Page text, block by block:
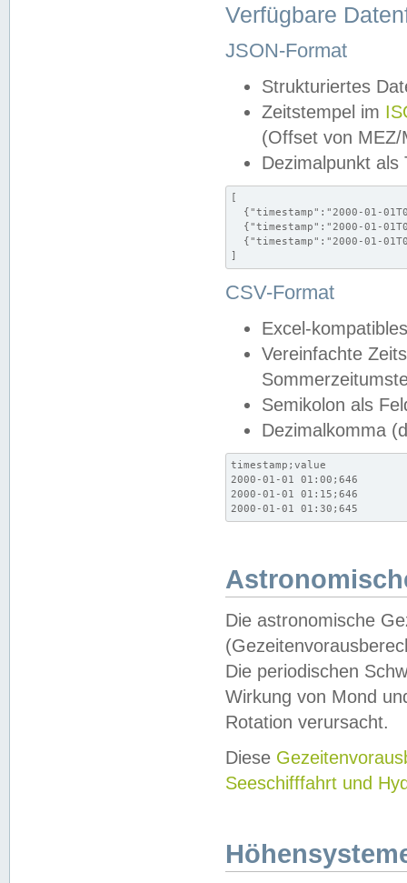
Verfügbare
JSON-Format
Strukturiertes
Zeitstempel im
(Offset von MEZ/
Dezimalpunkt als
[
{"timestamp":"2000-01-
{"timestamp":"2000-01-
{"timestamp":"2000-01-
]
CSV-Format
Excel-
Vereinfachte
Semikolon als
Dezimalkomma
timestamp;value
2000-01-01 01:00;646
2000-01-01 01:15;646
2000-01-01 01:30;645
Die astronomische
Die periodischen
Wirkung von Mond
Rotation verursacht.
Diese
Seeschifffahrt und